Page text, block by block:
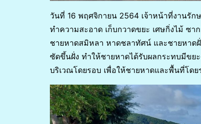
วันที่ 16 พฤศจิกายน 2564 เจ้าหน้าที่งานรั
ทำความสะอาด เก็บกวาดขยะ เศษกิ่งไม้ ซ
ชายหาดสมิหลา หาดชลาทัศน์ และชายหา
ซัดขึ้นฝั่ง ทำให้ชายหาดได้รับผลกระทบมีขย
บริเวณโดยรอบ เพื่อให้ชายหาดและพื้นที่โด